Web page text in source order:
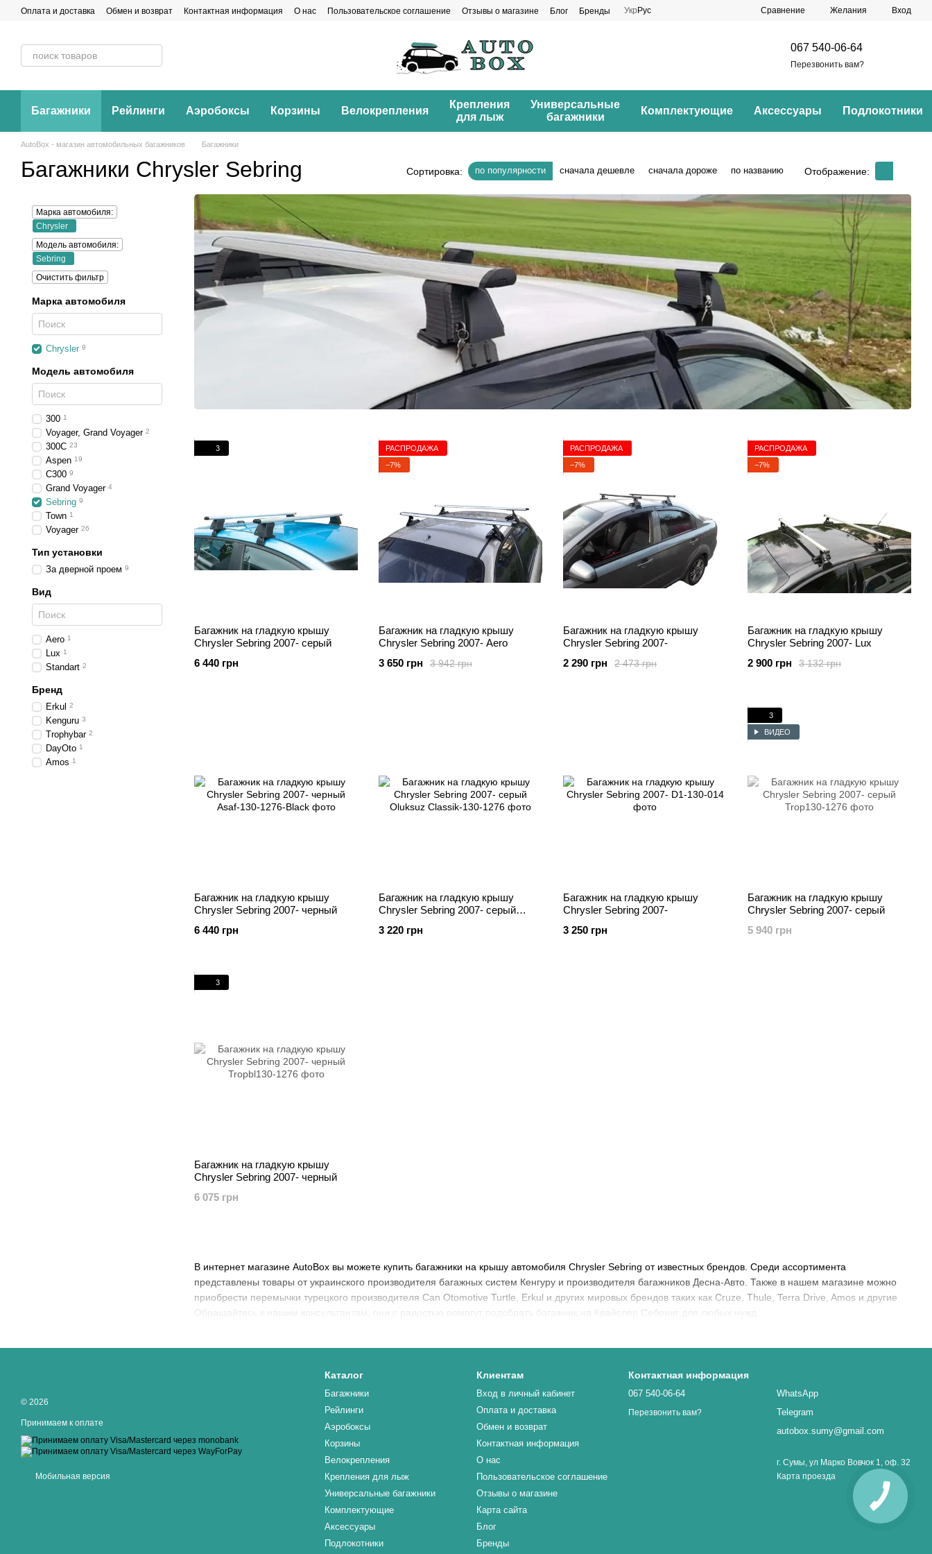
Перейти к основному контенту
Оплата и доставка Обмен и возврат Контактная информация О нас Пользовательское соглашение Отзывы о магазине Блог Бренды Укр Рус Сравнение Желания Вход
067 540-06-64
Перезвонить вам?
Багажники Рейлинги Аэробоксы Корзины Велокрепления
Крепления
для лыж
Универсальные
багажники
Комплектующие Аксессуары Подлокотники
AutoBox - магазин автомобильных багажников Багажники
Багажники Chrysler Sebring Сортировка: по популярности сначала дешевле сначала дороже по названию Отображение:
В интернет магазине AutoBox вы можете купить багажники на крышу автомобиля Chrysler Sebring от известных брендов. Среди ассортимента
представлены товары от украинского производителя багажных систем Кенгуру и производителя багажников Десна-Авто. Также в нашем магазине можно
приобрести перемычки турецкого производителя Can Otomotive Turtle, Erkul и других мировых брендов таких как Cruze, Thule, Terra Drive, Amos и другие
Обращайтесь к нашим консультантам, они с радостью помогут подобрать багажник на Крайслер Себринг для любых нужд.
3
Багажник на гладкую крышу
Chrysler Sebring 2007- серый
6 440 грн
РАСПРОДАЖА
−7%
Багажник на гладкую крышу
Chrysler Sebring 2007- Aero
3 942 грн
3 650 грн
РАСПРОДАЖА
−7%
Багажник на гладкую крышу
Chrysler Sebring 2007-
2 473 грн
2 290 грн
РАСПРОДАЖА
−7%
Багажник на гладкую крышу
Chrysler Sebring 2007- Lux
3 132 грн
2 900 грн
Багажник на гладкую крышу
Chrysler Sebring 2007- черный
6 440 грн
Багажник на гладкую крышу
Chrysler Sebring 2007- серый
3 220 грн
Багажник на гладкую крышу
Chrysler Sebring 2007-
3 250 грн
3
ВИДЕО
Багажник на гладкую крышу
Chrysler Sebring 2007- серый
5 940 грн
3
Багажник на гладкую крышу
Chrysler Sebring 2007- черный
6 075 грн
Марка автомобиля:
Chrysler
Модель автомобиля:
Sebring
Очистить фильтр
Марка автомобиля
Chrysler 9
Модель автомобиля
300 1
Voyager, Grand Voyager 2
300C 23
Aspen 19
C300 9
Grand Voyager 4
Sebring 9
Town 1
Voyager 26
Тип установки
За дверной проем 9
Вид
Aero 1
Lux 1
Standart 2
Бренд
Erkul 2
Kenguru 3
Trophybar 2
DayOto 1
Amos 1
© 2026
Принимаем к оплате
Мобильная версия
Каталог
Багажники
Рейлинги
Аэробоксы
Корзины
Велокрепления
Крепления для лыж
Универсальные багажники
Комплектующие
Аксессуары
Подлокотники
Клиентам
Вход в личный кабинет
Оплата и доставка
Обмен и возврат
Контактная информация
О нас
Пользовательское соглашение
Отзывы о магазине
Карта сайта
Блог
Бренды
Контактная информация
067 540-06-64
Перезвонить вам?
WhatsApp
Telegram
autobox.sumy@gmail.com
г. Сумы, ул Марко Вовчок 1, оф. 32
Карта проезда